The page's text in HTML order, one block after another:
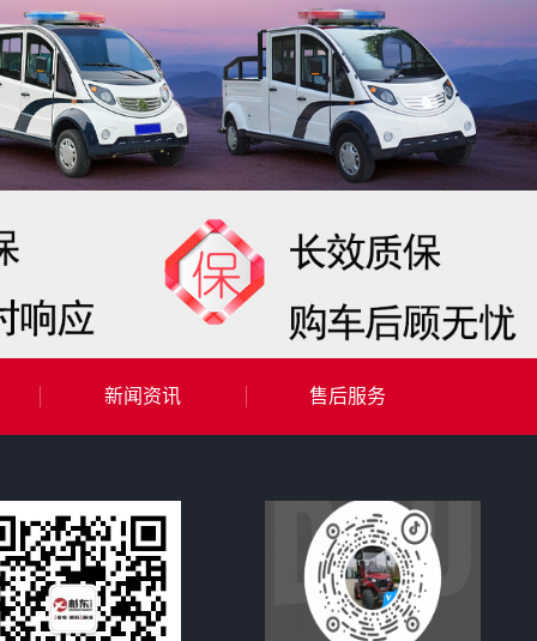
新闻资讯 售后服务